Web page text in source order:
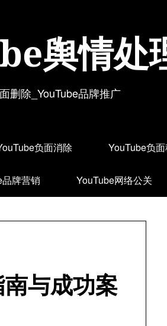
舆情处
删除_YouTube品牌推广
负面消除 YouTube负
牌营销 YouTube网络公关
与成功案